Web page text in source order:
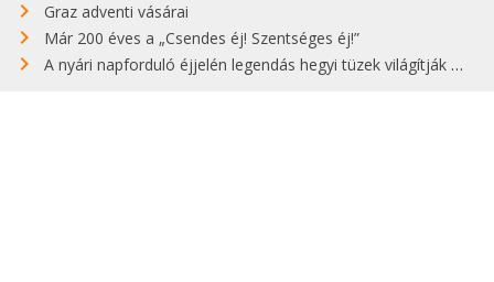
Graz adventi vásárai
Már 200 éves a „Csendes éj! Szentséges éj!”
A nyári napforduló éjjelén legendás hegyi tüzek világítják meg Zugspitzét